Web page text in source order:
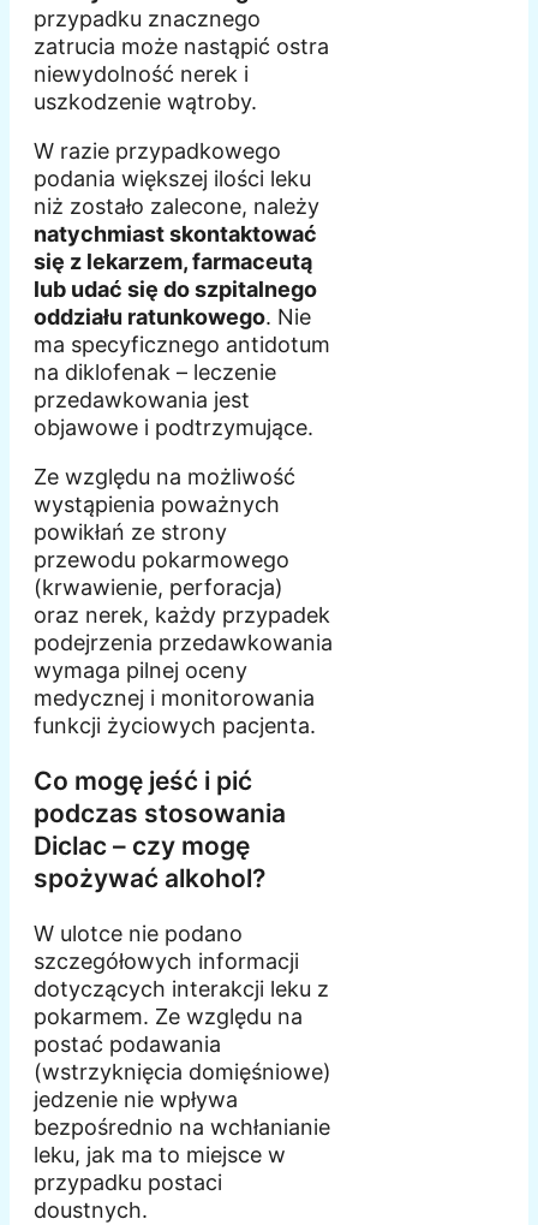
przypadku znacznego
zatrucia może nastąpić ostra
niewydolność nerek i
uszkodzenie wątroby.
W razie przypadkowego
podania większej ilości leku
niż zostało zalecone, należy
natychmiast skontaktować
się z lekarzem, farmaceutą
lub udać się do szpitalnego
oddziału ratunkowego. Nie
ma specyficznego antidotum
na diklofenak – leczenie
przedawkowania jest
objawowe i podtrzymujące.
Ze względu na możliwość
wystąpienia poważnych
powikłań ze strony
przewodu pokarmowego
(krwawienie, perforacja)
oraz nerek, każdy przypadek
podejrzenia przedawkowania
wymaga pilnej oceny
medycznej i monitorowania
funkcji życiowych pacjenta.
Co mogę jeść i pić
podczas stosowania
Diclac – czy mogę
spożywać alkohol?
W ulotce nie podano
szczegółowych informacji
dotyczących interakcji leku z
pokarmem. Ze względu na
postać podawania
(wstrzyknięcia domięśniowe)
jedzenie nie wpływa
bezpośrednio na wchłanianie
leku, jak ma to miejsce w
przypadku postaci
doustnych.